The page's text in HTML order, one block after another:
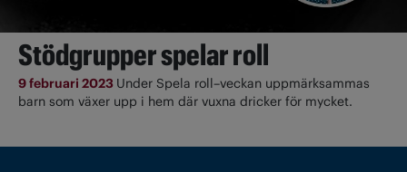
Stödgrupper spelar roll
9 februari 2023 Under Spela roll–veckan uppmärksammas
barn som växer upp i hem där vuxna dricker för mycket.